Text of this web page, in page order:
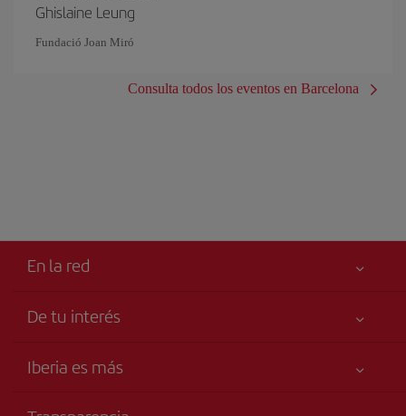
Ghislaine Leung
Fundació Joan Miró
Consulta todos los eventos en Barcelona
En la red
De tu interés
Tu seguridad es lo primero
Iberia es más